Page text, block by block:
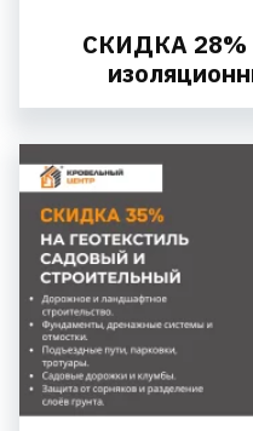
СКИДКА 28%